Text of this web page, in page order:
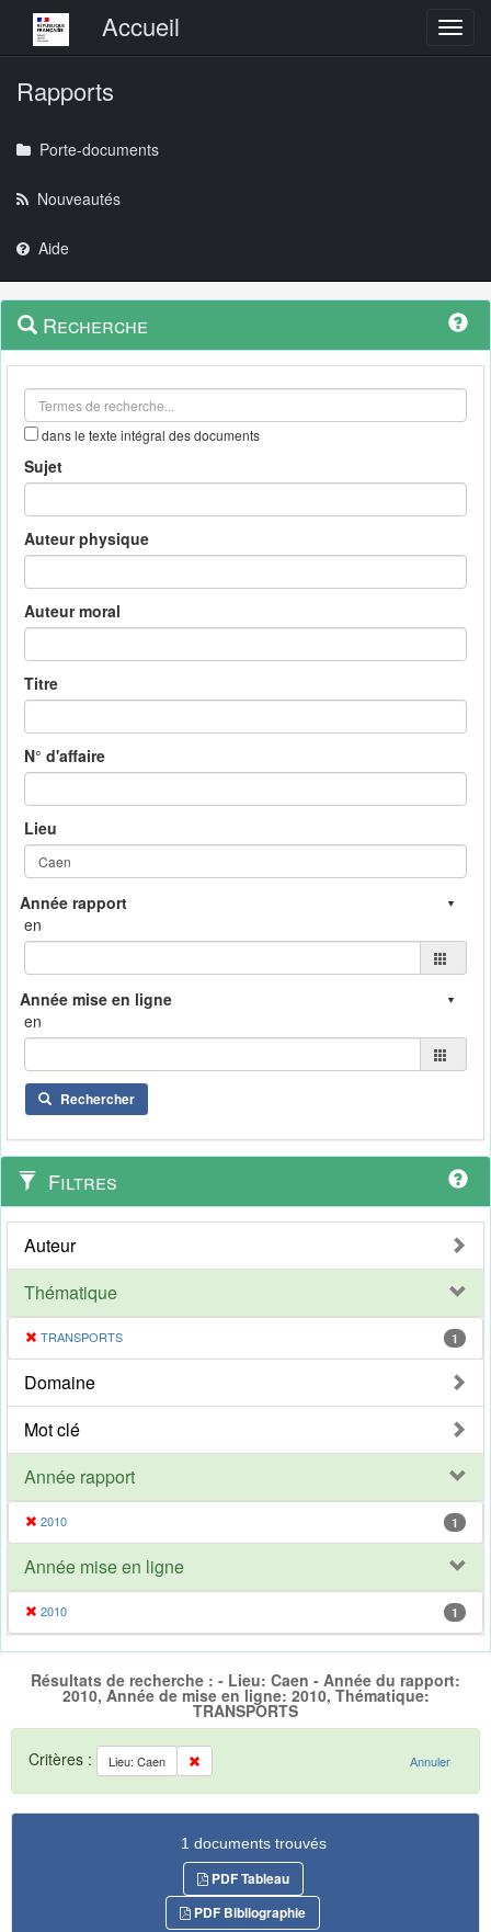
Menu principalAccueil
Rapports
Porte-documents
Nouveautés
Aide
Navigation
outils
Menu
contextuel
Recherche
dans le texte intégral des documents
Sujet
Auteur physique
Auteur moral
Titre
N° d'affaire
Lieu
en
en
Rechercher
Filtres
Auteur
Thématique
TRANSPORTS 1
Domaine
Mot clé
Année rapport
2010 1
Année mise en ligne
2010 1
Résultats de recherche : - Lieu: Caen - Année du rapport:
2010, Année de mise en ligne: 2010, Thématique:
TRANSPORTS
Critères : Lieu: Caen Annuler
1 documents trouvés
PDF Tableau
PDF Bibliographie